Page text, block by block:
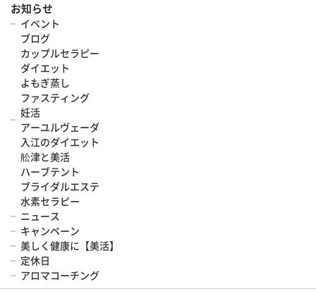
お知らせ
イベント
ブログ
カップルセラピー
ダイエット
よもぎ蒸し
ファスティング
妊活
アーユルヴェーダ
入江のダイエット
舩津と美活
ハーブテント
ブライダルエステ
水素セラピー
ニュース
キャンペーン
美しく健康に【美活】
定休日
アロマコーチング